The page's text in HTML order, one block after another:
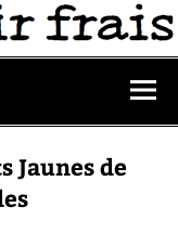
Jaunes de